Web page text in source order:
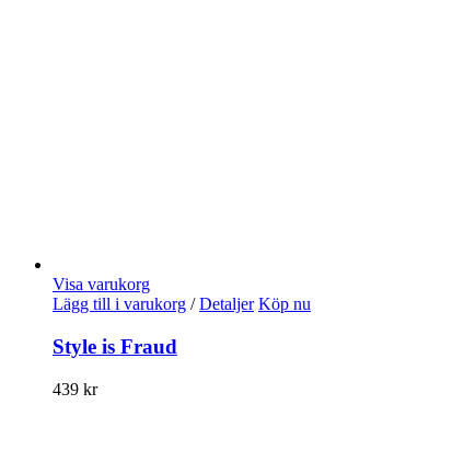
Visa varukorg
Lägg till i varukorg / Detaljer Köp nu
Style is Fraud
439 kr